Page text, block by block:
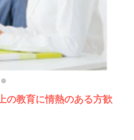
の教育に情熱のある方歓